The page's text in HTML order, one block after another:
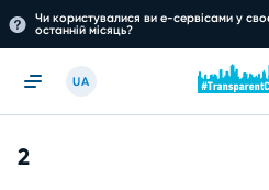
Чи користувалися ви е-сервісами у
останній місяць?
UA
2